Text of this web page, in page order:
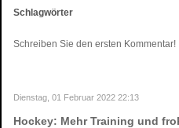
Schlagwörter
Schreiben Sie den ersten Kommentar!
Dienstag, 01 Februar 2022 22:13
Hockey: Mehr Training und